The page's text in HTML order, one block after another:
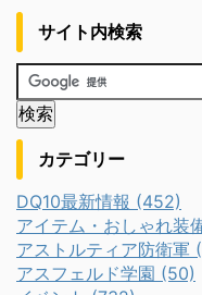
サイト内検索
カテゴリー
DQ10最新情報 (452)
アイテム・おしゃれ装
アストルティア防衛軍
アスフェルド学園 (50)